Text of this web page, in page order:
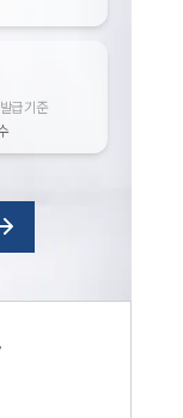
급 기준